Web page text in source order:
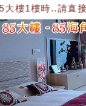
直接進來搭